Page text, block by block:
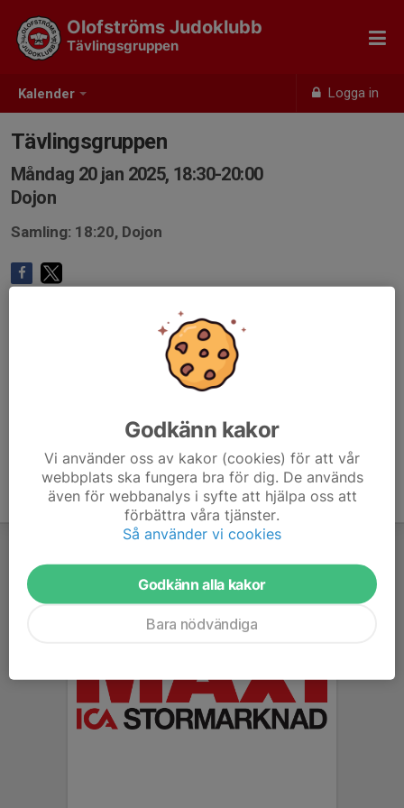
Kalender Logga in
Olofströms Judoklubb
Tävlingsgruppen
Tävlingsgruppen
Måndag 20 jan 2025, 18:30-20:00
Dojon
Samling: 18:20, Dojon
Godkänn kakor
Vi använder oss av kakor (cookies) för att vår
webbplats ska fungera bra för dig. De används
även för webbanalys i syfte att hjälpa oss att
förbättra våra tjänster.
Så använder vi cookies
Godkänn alla kakor
Bara nödvändiga